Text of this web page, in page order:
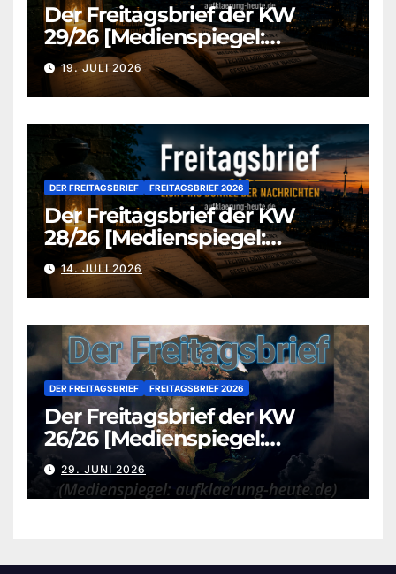
Der Freitagsbrief der KW
29/26 [Medienspiegel:
aufklaerung-heute.de]
19. JULI 2026
DER FREITAGSBRIEF FREITAGSBRIEF 2026
Der Freitagsbrief der KW
28/26 [Medienspiegel:
aufklaerung-heute.de]
14. JULI 2026
DER FREITAGSBRIEF FREITAGSBRIEF 2026
Der Freitagsbrief der KW
26/26 [Medienspiegel:
aufklaerung-heute.de]
29. JUNI 2026